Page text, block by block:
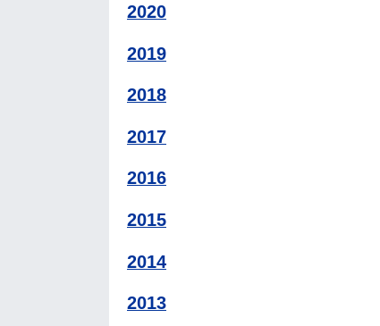
2020
2019
2018
2017
2016
2015
2014
2013